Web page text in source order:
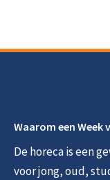
Waarom een Week
De horeca is een
voor jong, oud,